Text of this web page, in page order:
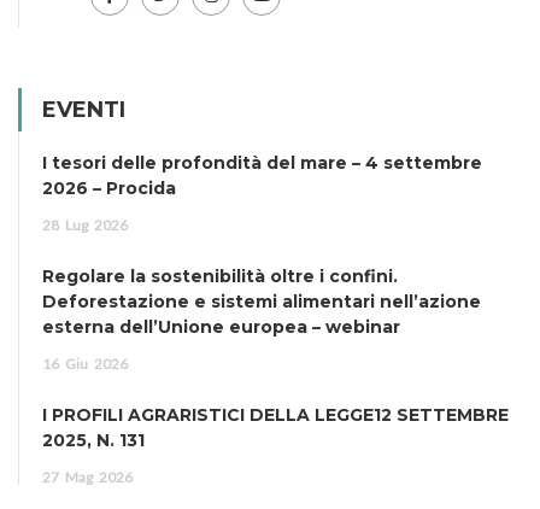
EVENTI
I tesori delle profondità del mare – 4 settembre
2026 – Procida
28 Lug 2026
Regolare la sostenibilità oltre i confini.
Deforestazione e sistemi alimentari nell’azione
esterna dell’Unione europea – webinar
16 Giu 2026
I PROFILI AGRARISTICI DELLA LEGGE12 SETTEMBRE
2025, N. 131
27 Mag 2026